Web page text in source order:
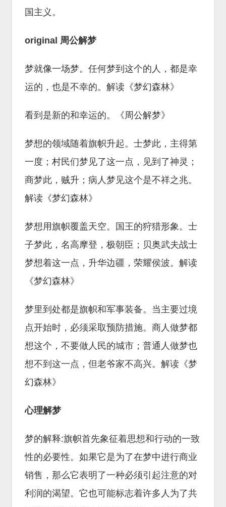
国主义。
original 周公解梦
梦就像一场梦。任何梦到这个的人，都是幸
运的，也是不幸的。解读《梦幻森林》
看到是新的和幸运的。《周公解梦》
梦想的领域随着旗帜升起。士梦此，主得第
一度；村民们梦见了这一点，见到了神灵；
商梦此，贼升；病人梦见这个是不祥之兆。
解读《梦幻森林》
梦想用旗帜覆盖天空。国王的狩猎形象。士
子梦此，名高摩登，极朝臣；贝奥武夫战士
梦想着这一点，升华边疆，荣耀侯波。解读
《梦幻森林》
梦里到处都是旗帜和军事装备。当主要过境
点开始时，必须采取预防措施。商人做梦都
想这个，不要做人民的城市；普通人做梦也
想不到这一点，但老爷家不高兴。解读《梦
幻森林》
心理解梦
梦的解释:旗帜首先象征着思想和行动的一致
性的必要性。如果它是为了在梦中进行商业
销售，那么它表明了一种必须引起注意的对
利润的渴望。它也可能标志着许多人为了共